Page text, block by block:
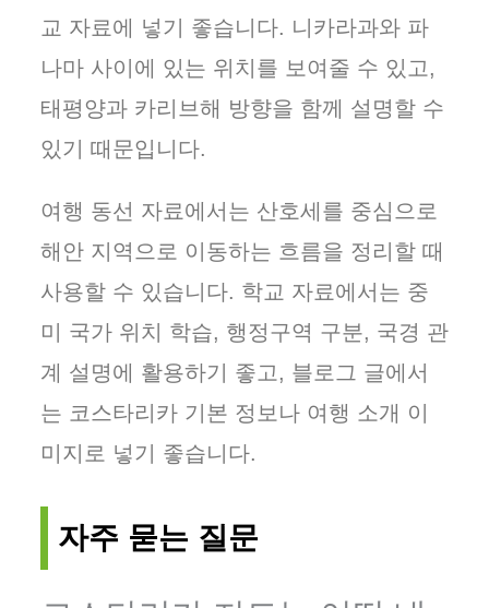
교 자료에 넣기 좋습니다. 니카라과와 파
나마 사이에 있는 위치를 보여줄 수 있고,
태평양과 카리브해 방향을 함께 설명할 수
있기 때문입니다.
여행 동선 자료에서는 산호세를 중심으로
해안 지역으로 이동하는 흐름을 정리할 때
사용할 수 있습니다. 학교 자료에서는 중
미 국가 위치 학습, 행정구역 구분, 국경 관
계 설명에 활용하기 좋고, 블로그 글에서
는 코스타리카 기본 정보나 여행 소개 이
미지로 넣기 좋습니다.
자주 묻는 질문